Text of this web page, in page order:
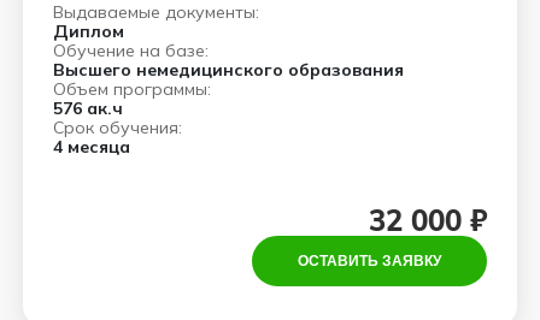
Выдаваемые документы:
Диплом
Обучение на базе:
Высшего немедицинского образования
Объем программы:
576 ак.ч
Срок обучения:
4 месяца
32 000 ₽
ОСТАВИТЬ ЗАЯВКУ